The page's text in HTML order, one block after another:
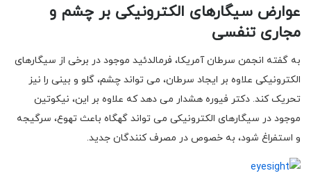
عوارض سیگارهای الکترونیکی بر چشم و
مجاری تنفسی
به گفته انجمن سرطان آمریکا، فرمالدئید موجود در برخی از سیگارهای
الکترونیکی علاوه بر ایجاد سرطان، می تواند چشم، گلو و بینی را نیز
تحریک کند. دکتر فیوره هشدار می دهد که علاوه بر این، نیکوتین
موجود در سیگارهای الکترونیکی می تواند گهگاه باعث تهوع، سرگیجه
و استفراغ شود، به خصوص در مصرف کنندگان جدید.